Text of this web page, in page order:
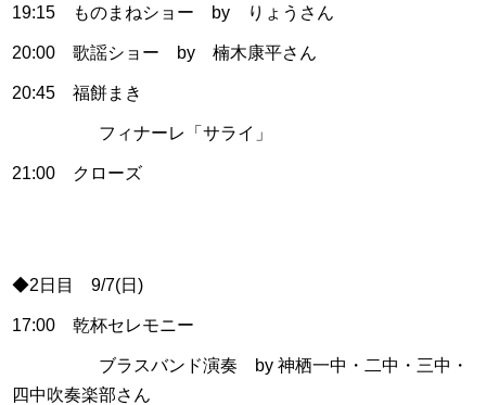
19:15 ものまねショー by りょうさん
20:00 歌謡ショー by 楠木康平さん
20:45 福餅まき
フィナーレ「サライ」
21:00 クローズ
◆2日目 9/7(日)
17:00 乾杯セレモニー
ブラスバンド演奏 by 神栖一中・二中・三中・
四中吹奏楽部さん